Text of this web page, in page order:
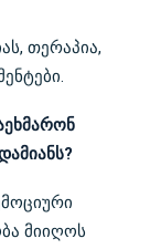
თერაპია,
მიიღოს